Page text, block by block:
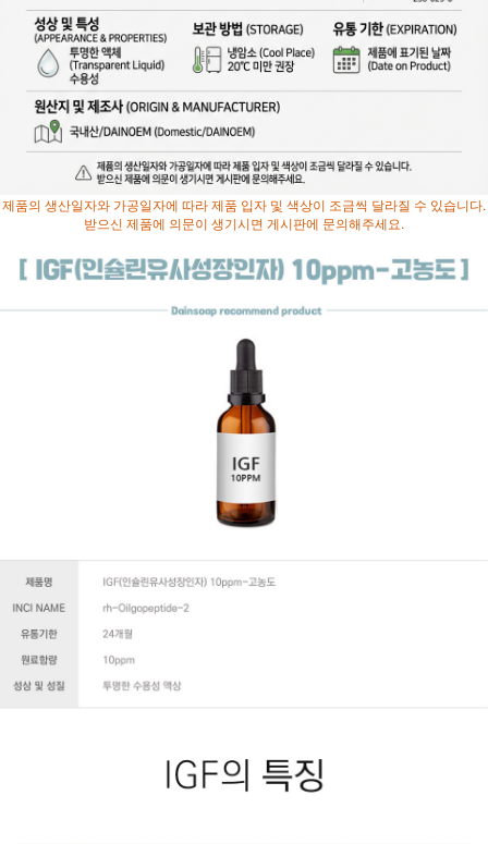
제품의 생산일자와 가공일자에 따라 제품 입자 및 색상이 조금씩 달라질 수 있습니다.
받으신 제품에 의문이 생기시면 게시판에 문의해주세요.